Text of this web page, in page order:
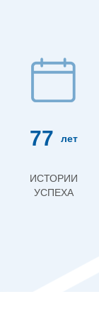
77 лет
ИСТОРИИ
УСПЕХА